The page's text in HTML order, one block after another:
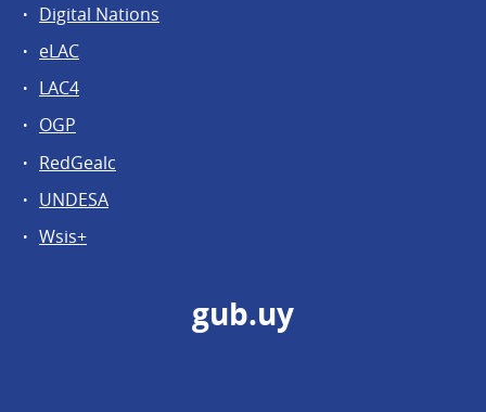
Digital Nations
eLAC
LAC4
OGP
RedGealc
UNDESA
Wsis+
gub.uy